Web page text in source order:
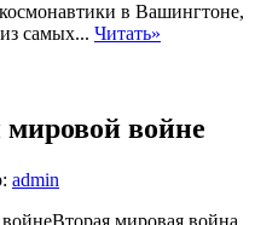
в Вашингтоне,
самых... Читать»
войне
admin
Вторая мировая война